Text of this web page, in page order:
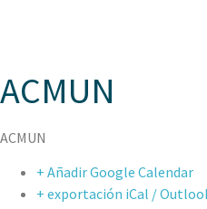
ACMUN
ACMUN
+ Añadir Google Calendar
+ exportación iCal /